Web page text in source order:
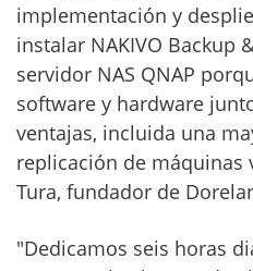
implementación y
instalar NAKIVO Backup
servidor NAS QNAP
software y hardware
ventajas, incluida una
replicación de máquinas
Tura, fundador de
"Dedicamos seis horas